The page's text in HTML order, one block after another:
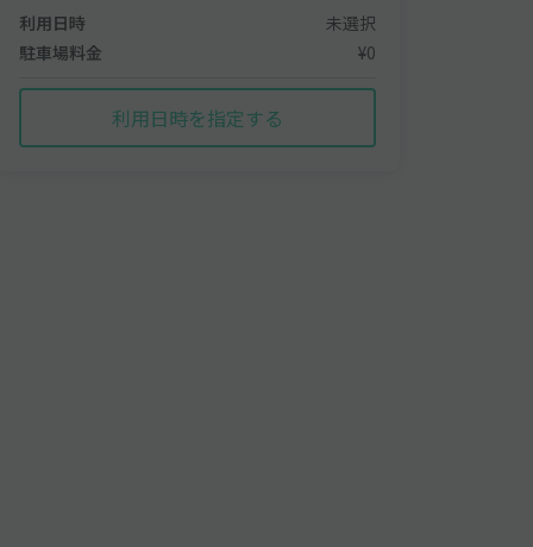
利用日時
未選択
駐車場料金
¥0
利用日時を指定する